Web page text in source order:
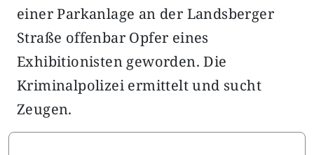
einer Parkanlage an der Landsberger
Straße offenbar Opfer eines
Exhibitionisten geworden. Die
Kriminalpolizei ermittelt und sucht
Zeugen.